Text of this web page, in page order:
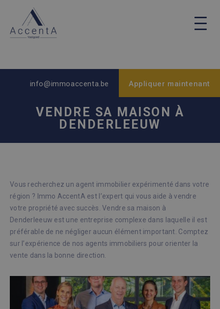
info@immoaccenta.be Appliquer maintenant
VENDRE SA MAISON À
DENDERLEEUW
Vous recherchez un agent immobilier expérimenté dans votre
région ? Immo AccentA est l’expert qui vous aide à vendre
votre propriété avec succès. Vendre sa maison à
Denderleeuw est une entreprise complexe dans laquelle il est
préférable de ne négliger aucun élément important. Comptez
sur l’expérience de nos agents immobiliers pour orienter la
vente dans la bonne direction.